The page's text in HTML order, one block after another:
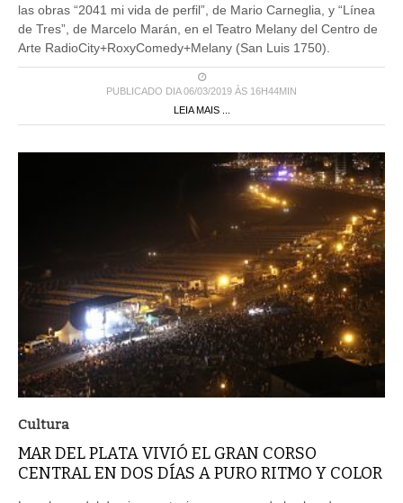
las obras “2041 mi vida de perfil”, de Mario Carneglia, y “Línea
de Tres”, de Marcelo Marán, en el Teatro Melany del Centro de
Arte RadioCity+RoxyComedy+Melany (San Luis 1750).
PUBLICADO DIA 06/03/2019 ÀS 16H44MIN
LEIA MAIS ...
Cultura
MAR DEL PLATA VIVIÓ EL GRAN CORSO
CENTRAL EN DOS DÍAS A PURO RITMO Y COLOR